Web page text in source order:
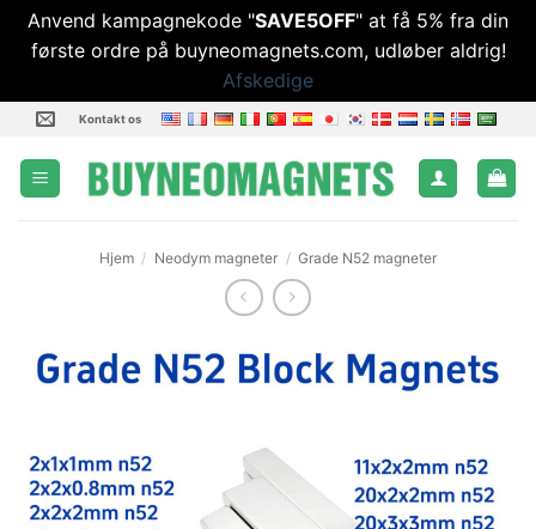
Anvend kampagnekode "SAVE5OFF" at få 5% fra din
første ordre på buyneomagnets.com, udløber aldrig!
Afskedige
Fortsæt
indhold
Kontakt os
Hjem / Neodym magneter / Grade N52 magneter